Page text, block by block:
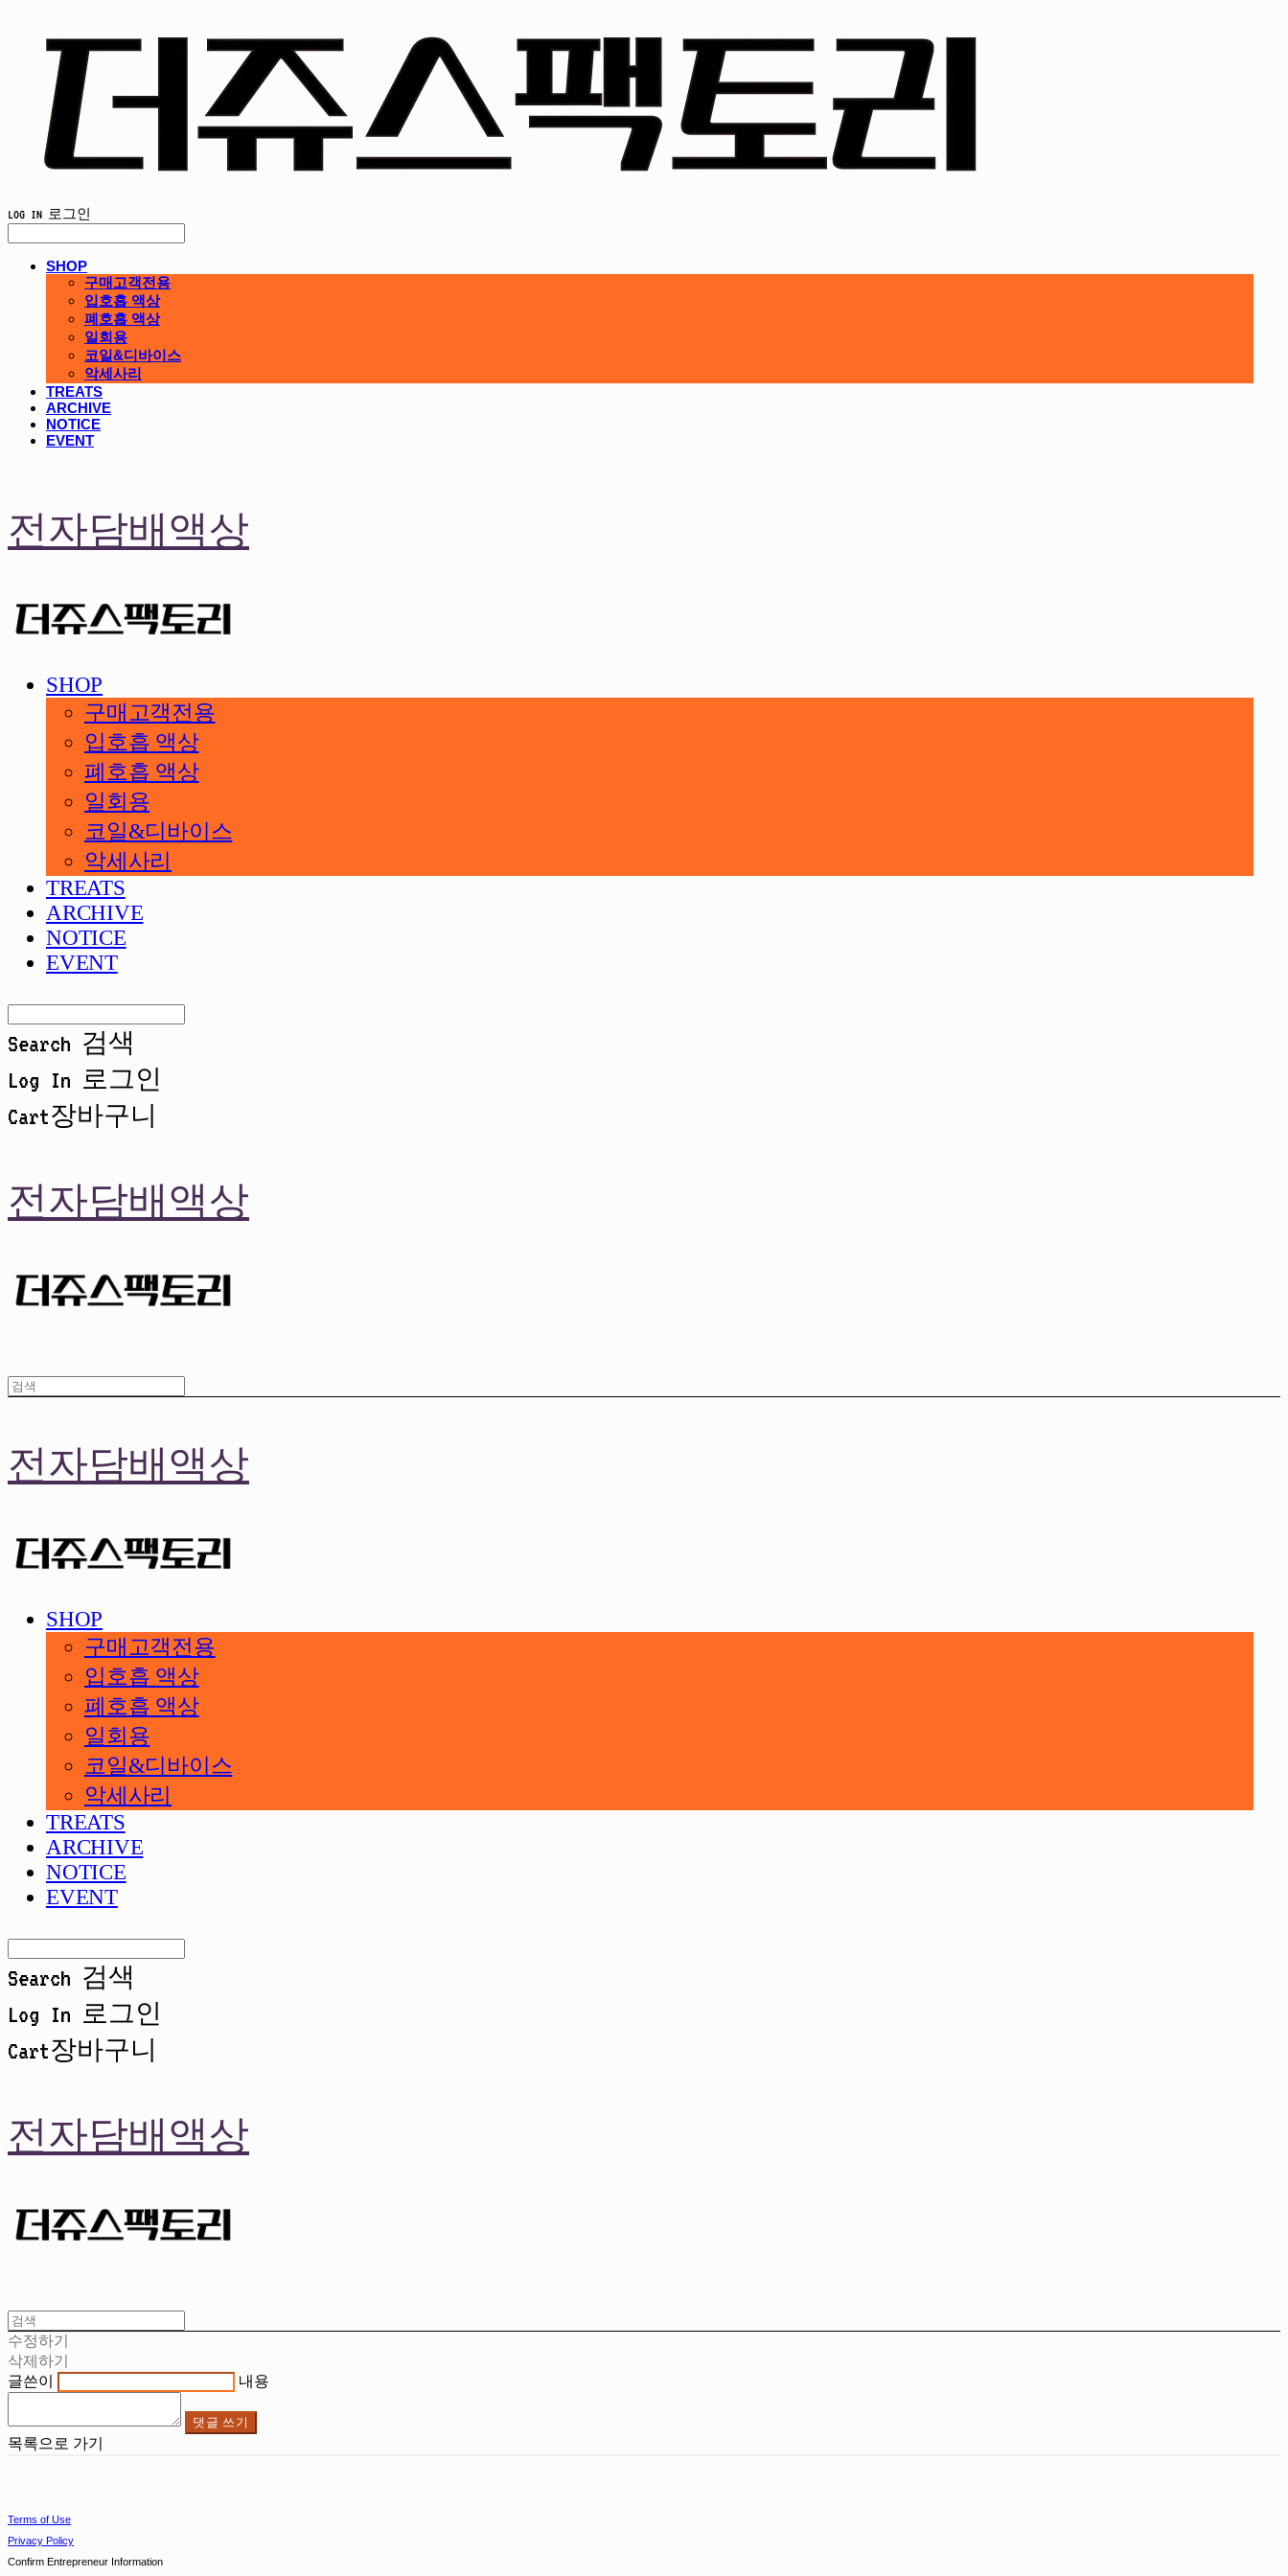
LOG IN 로그인
SHOP
구매고객전용
입호흡 액상
폐호흡 액상
일회용
코일&디바이스
악세사리
TREATS
ARCHIVE
NOTICE
EVENT
전자담배액상
SHOP
구매고객전용
입호흡 액상
폐호흡 액상
일회용
코일&디바이스
악세사리
TREATS
ARCHIVE
NOTICE
EVENT
Search 검색
Log In 로그인
Cart장바구니
전자담배액상
전자담배액상
SHOP
구매고객전용
입호흡 액상
폐호흡 액상
일회용
코일&디바이스
악세사리
TREATS
ARCHIVE
NOTICE
EVENT
Search 검색
Log In 로그인
Cart장바구니
전자담배액상
수정하기
삭제하기
글쓴이
내용
댓글 쓰기
목록으로 가기
Terms of Use
Privacy Policy
Confirm Entrepreneur Information